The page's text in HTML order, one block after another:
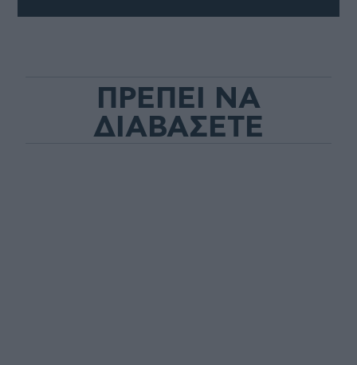
ΠΡΕΠΕΙ ΝΑ
ΔΙΑΒΑΣΕΤΕ